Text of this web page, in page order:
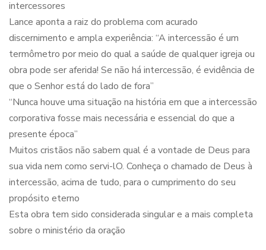
intercessores
Lance aponta a raiz do problema com acurado
discernimento e ampla experiência: “A intercessão é um
termômetro por meio do qual a saúde de qualquer igreja ou
obra pode ser aferida! Se não há intercessão, é evidência de
que o Senhor está do lado de fora”
“Nunca houve uma situação na história em que a intercessão
corporativa fosse mais necessária e essencial do que a
presente época”
Muitos cristãos não sabem qual é a vontade de Deus para
sua vida nem como servi-lO. Conheça o chamado de Deus à
intercessão, acima de tudo, para o cumprimento do seu
propósito eterno
Esta obra tem sido considerada singular e a mais completa
sobre o ministério da oração